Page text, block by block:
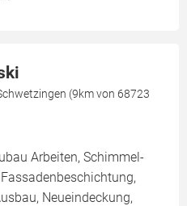
(9km von 68723
Arbeiten, Schimmel-
Neueindeckung,